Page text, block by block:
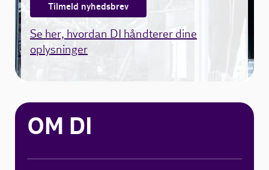
Tilmeld nyhedsbrev
Se her, hvordan DI håndterer dine
oplysninger
OM DI